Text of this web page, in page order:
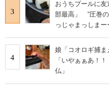
3
おうちプールに
部最高」 “圧巻の
っじゃまっしまー
4
娘「コオロギ捕
「いやぁぁあ！
仏」